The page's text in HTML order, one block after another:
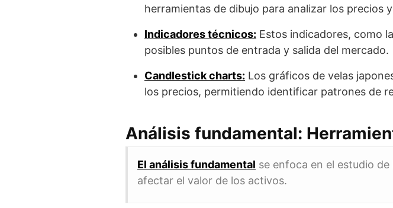
herramientas de dibujo para analizar los precios
Indicadores técnicos: Estos indicadores, como
posibles puntos de entrada y salida del mercado.
Candlestick charts: Los gráficos de velas
los precios, permitiendo identificar patrones de
Análisis fundamental:
El análisis fundamental se enfoca en el estudio
afectar el valor de los activos.